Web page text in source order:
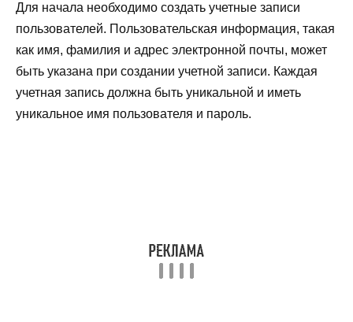
Для начала необходимо создать учетные записи
пользователей. Пользовательская информация, такая
как имя, фамилия и адрес электронной почты, может
быть указана при создании учетной записи. Каждая
учетная запись должна быть уникальной и иметь
уникальное имя пользователя и пароль.